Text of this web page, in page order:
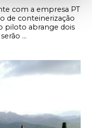
com a empresa PT
de conteinerização
piloto abrange dois
...